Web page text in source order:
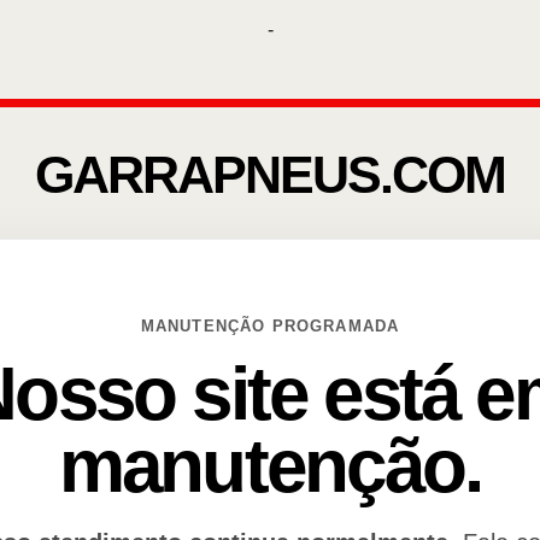
-
GARRAPNEUS.COM
MANUTENÇÃO PROGRAMADA
site está
manutenção.